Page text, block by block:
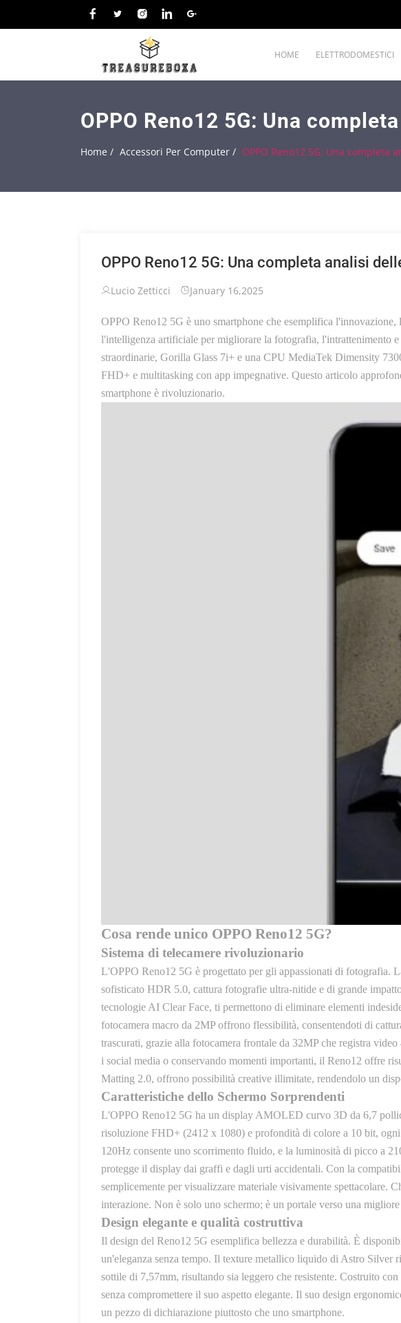
HOME ELETTRODOMESTICI
OPPO Reno12 5G: Una
Home / Accessori Per Computer / OPPO Reno12 5G: Una completa
OPPO Reno12 5G: Una completa analisi
Lucio Zetticci January 16,2025
OPPO Reno12 5G è uno smartphone che esemplifica
l'intelligenza artificiale per migliorare la fotografia, l'intrattenimento
straordinarie, Gorilla Glass 7i+ e una CPU MediaTek Dimensity
FHD+ e multitasking con app impegnative. Questo articolo
smartphone è rivoluzionario.
Cosa rende unico OPPO Reno12 5G?
Sistema di telecamere rivoluzionario
L'OPPO Reno12 5G è progettato per gli appassionati di fotografia.
sofisticato HDR 5.0, cattura fotografie ultra-nitide e di grande
tecnologie AI Clear Face, ti permettono di eliminare elementi
fotocamera macro da 2MP offrono flessibilità, consentendoti di
trascurati, grazie alla fotocamera frontale da 32MP che registra
i social media o conservando momenti importanti, il Reno12 offre
Matting 2.0, offrono possibilità creative illimitate, rendendolo un
Caratteristiche dello Schermo Sorprendenti
L'OPPO Reno12 5G ha un display AMOLED curvo 3D da 6,7
risoluzione FHD+ (2412 x 1080) e profondità di colore a 10 bit,
120Hz consente uno scorrimento fluido, e la luminosità di picco a
protegge il display dai graffi e dagli urti accidentali. Con la
semplicemente per visualizzare materiale visivamente
interazione. Non è solo uno schermo; è un portale verso una
Design elegante e qualità costruttiva
Il design del Reno12 5G esemplifica bellezza e durabilità. È
un'eleganza senza tempo. Il texture metallico liquido di Astro
sottile di 7,57mm, risultando sia leggero che resistente. Costruito
senza compromettere il suo aspetto elegante. Il suo design
un pezzo di dichiarazione piuttosto che uno smartphone.